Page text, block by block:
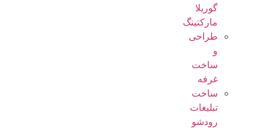
گوریلا
مارکتینگ
طراحی
و
ساخت
غرفه
ساخت
تبلیغات
رودشو